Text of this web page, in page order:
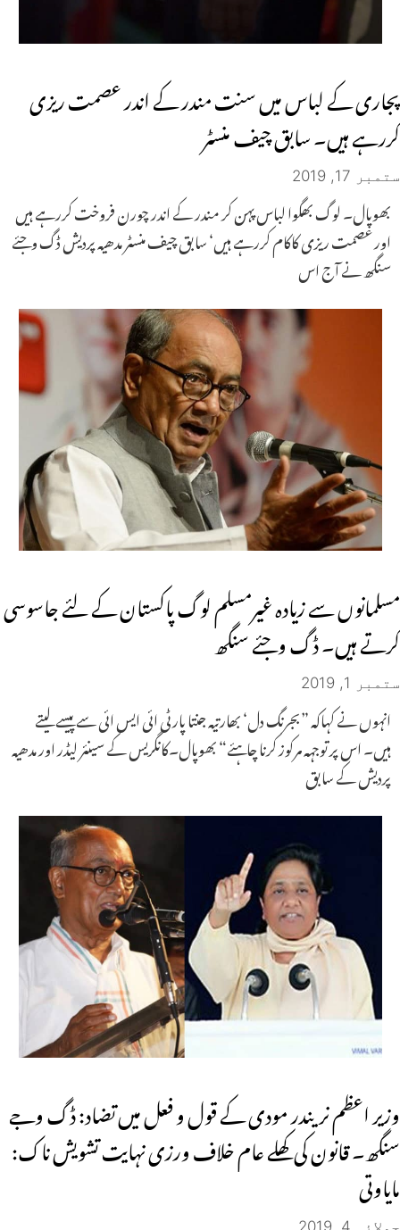
پجاری کے لباس میں سنت مندر کے اندر عصمت ریزی
کررہے ہیں۔ سابق چیف منسٹر
ستمبر 17, 2019
بھوپال۔ لوگ بھگوا لباس پہن کر مندر کے اندر چورن فروخت کررہے ہیں
اور عصمت ریزی کاکام کررہے ہیں‘ سابق چیف منسٹر مدھیہ پردیش ڈگ وجئے
سنگھ نے آج اس
مسلمانوں سے زیادہ غیرمسلم لوگ پاکستان کے لئے جاسوسی
کرتے ہیں۔ ڈگ وجئے سنگھ
ستمبر 1, 2019
انہوں نے کہاکہ ”بجرنگ دل‘ بھارتیہ جنتا پارٹی ائی ایس ائی سے پیسے لیتے
ہیں۔ اس پر توجہہ مرکوز کرنا چاہئے“ بھوپال۔کانگریس کے سینئر لیڈر اور مدھیہ
پردیش کے سابق
وزیر اعظم نریندر مودی کے قول و فعل میں تضاد: ڈگ وجے
سنگھ۔ قانون کی کھلے عام خلاف ورزی نہایت تشویش ناک:
مایاوتی
جولائی 4, 2019